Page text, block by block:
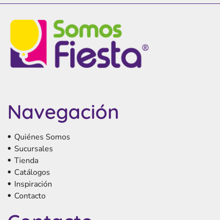
Navegación
Quiénes Somos
Sucursales
Tienda
Catálogos
Inspiración
Contacto